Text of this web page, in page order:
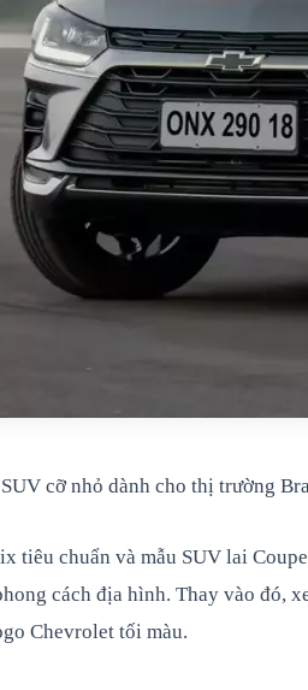
cỡ nhỏ dành cho thị trường
chuẩn và mẫu SUV lai
cách địa hình. Thay vào
Chevrolet tối màu.